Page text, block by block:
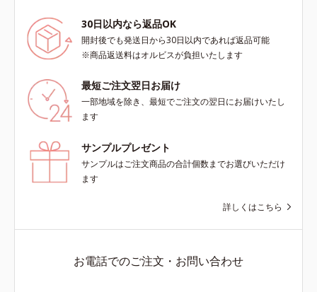
30日以内なら返品OK
開封後でも発送日から30日以内であれば返品可能
※商品返送料はオルビスが負担いたします
最短ご注文翌日お届け
一部地域を除き、最短でご注文の翌日にお届けいたし
ます
サンプルプレゼント
サンプルはご注文商品の合計個数までお選びいただけ
ます
詳しくはこちら
お電話でのご注文・お問い合わせ